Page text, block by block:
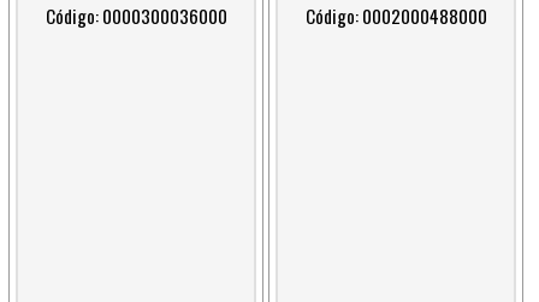
Código: 0000300036000 Código: 0002000488000